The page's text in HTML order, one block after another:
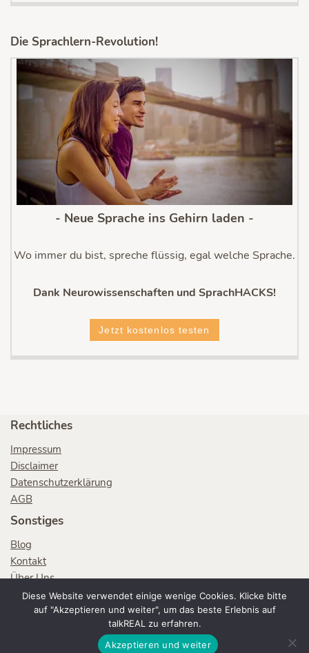
Die Sprachlern-Revolution!
- Neue Sprache ins Gehirn laden -
Wo immer du bist, spreche flüssig, egal welche Sprache.
Dank Neurowissenschaften und SprachHACKS!
Jetzt kostenlos testen
Rechtliches
Impressum
Disclaimer
Datenschutzerklärung
AGB
Sonstiges
Blog
Kontakt
Über Uns
SprachlernHACKS
Lerntypen-Analyse
Durchsuche talkREAL
Diese Website verwendet einige wenige Cookies. Klicke bitte
auf "Akzeptieren und weiter", um das beste Erlebnis auf
talkREAL zu erfahren.
Akzeptieren und weiter